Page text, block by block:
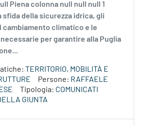
Piena colonna null null null 1
sfida della sicurezza idrica, gli
climatico e le
per garantire alla Puglia
TERRITORIO, MOBILITÀ E
Persone: RAFFAELE
Tipologia: COMUNICATI
GIUNTA